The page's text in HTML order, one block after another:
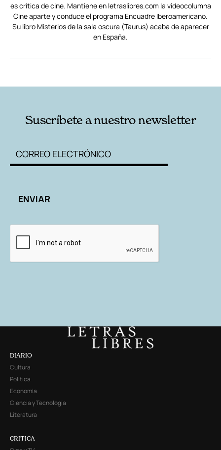
es crítica de cine. Mantiene en letraslibres.com la videocolumna
Cine aparte y conduce el programa Encuadre Iberoamericano.
Su libro Misterios de la sala oscura (Taurus) acaba de aparecer
en España.
Suscríbete a nuestro newsletter
DIARIO
Cultura
Política
Economía
Ciencia y Tecnología
Literatura
CRITICA